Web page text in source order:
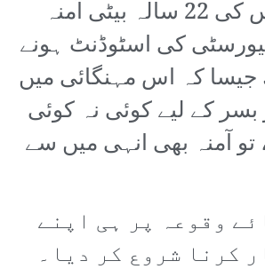
کش تھا اور اس کی 22 سالہ بیٹی آمنہ
کی اسٹوڈنٹ ہونے
جیسا کہ اس مہنگائی میں
بسر کے لیے کوئی نہ کوئی
تو آمنہ بھی انہی میں سے
وقوعہ پر ہی اپنے
کرنا شروع کر دیا۔